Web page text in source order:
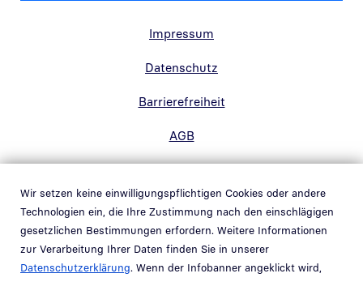
Wir setzen keine einwilligungspflichtigen Cookies oder andere
Technologien ein, die Ihre Zustimmung nach den einschlägigen
gesetzlichen Bestimmungen erfordern. Weitere Informationen
zur Verarbeitung Ihrer Daten finden Sie in unserer
Datenschutzerklärung. Wenn der Infobanner angeklickt wird,
Impressum
Datenschutz
Barrierefreiheit
AGB
Hinweisgebersystem
Link in neuem Fenster öffnen
Whistleblowing system
Link in neuem Fenster öffnen
Schwachstellenmeldung